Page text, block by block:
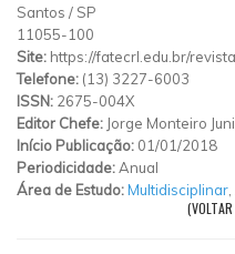
Santos / SP
11055-100
Site: https://fatecrl.edu.br/
Telefone: (13) 3227-6003
ISSN: 2675-004X
Editor Chefe: Jorge Monteiro
Início Publicação: 01/01/2018
Periodicidade:Anual
Área de Estudo:Multidisciplinar